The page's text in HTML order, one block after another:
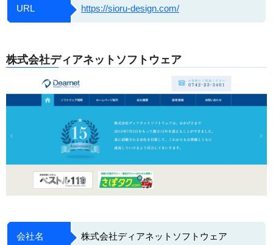
URL https://sioru-design.com/
株式会社ディアネットソフトウェア
会社名 株式会社ディアネットソフトウェア